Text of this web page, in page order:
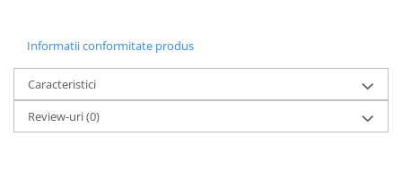
Informatii conformitate produs
Caracteristici
Review-uri(0)